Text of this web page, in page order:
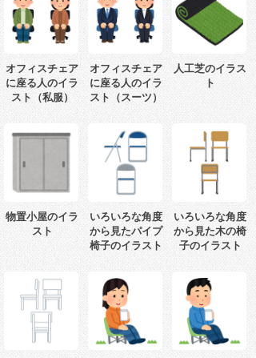
オフィスチェア
に座る人のイラ
スト（私服）
オフィスチェア
に座る人のイラ
スト（スーツ）
人工芝のイラス
ト
物置小屋のイラ
スト
いろいろな角度
から見たパイプ
椅子のイラスト
いろいろな角度
から見た木の椅
子のイラスト